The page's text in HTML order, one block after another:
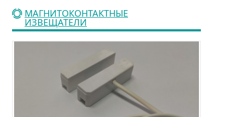
МАГНИТОКОНТАКТНЫЕ
ИЗВЕЩАТЕЛИ